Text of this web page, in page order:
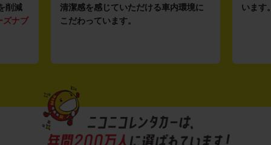
削減
ズナブ
清潔感を感じていただける車内環境に
こだわっています。
います